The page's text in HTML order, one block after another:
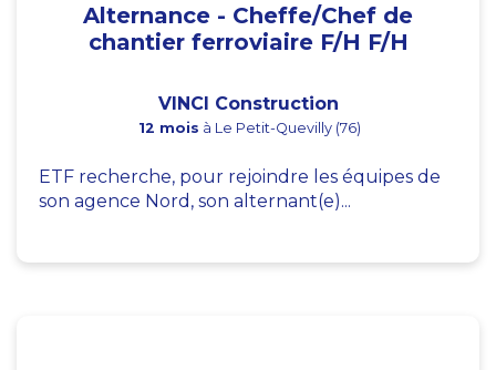
Alternance - Cheffe/Chef de
chantier ferroviaire F/H F/H
VINCI Construction
12 mois à Le Petit-Quevilly (76)
ETF recherche, pour rejoindre les équipes de
son agence Nord, son alternant(e)...